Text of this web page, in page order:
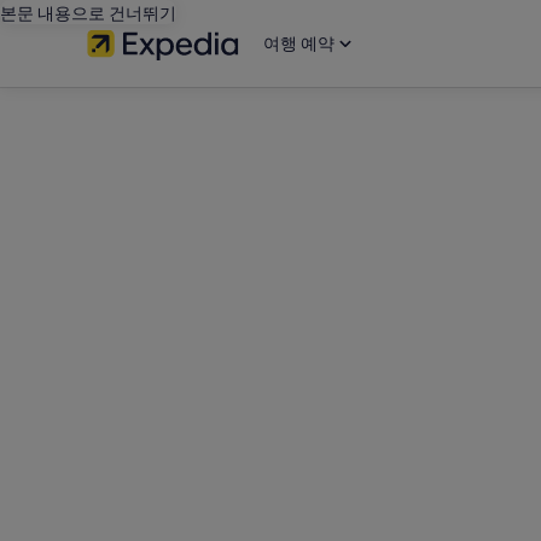
본문 내용으로 건너뛰기
여행 예약